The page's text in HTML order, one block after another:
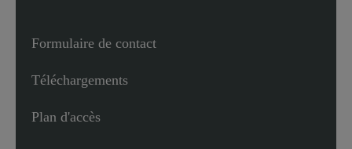
Formulaire de contact
Téléchargements
Plan d'accès